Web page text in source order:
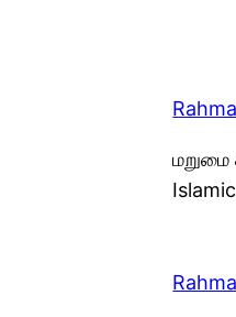
மறுமை